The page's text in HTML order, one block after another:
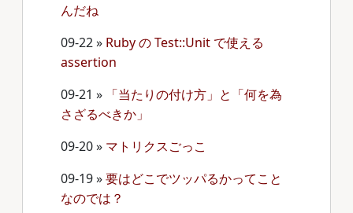
んだね
09-22» Ruby の Test::Unit で使える
assertion
09-21 » 「当たりの付け方」と「何を為
さざるべきか」
09-20» マトリクスごっこ
09-19»要はどこでツッパるかってこと
なのでは？